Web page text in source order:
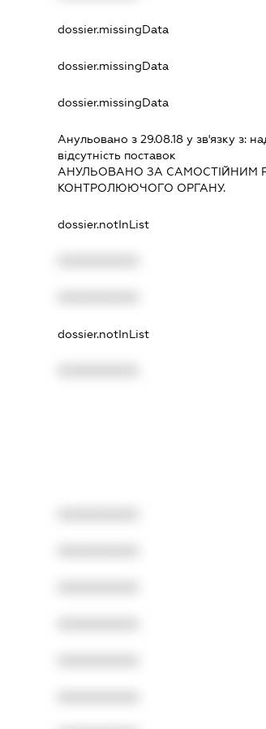
dossier.missingData
dossier.missingData
dossier.missingData
Анульовано з 29.08.18 у зв'язку з:
вiдсутнiсть поставок
АНУЛЬОВАНО ЗА САМОСТIЙНИМ
КОНТРОЛЮЮЧОГО ОРГАНУ.
dossier.notInList
dossier.notInList